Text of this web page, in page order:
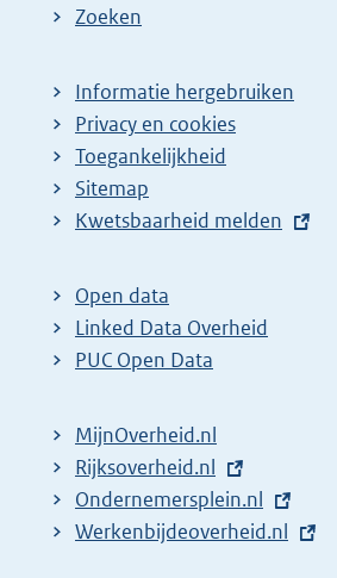
Zoeken
Informatie hergebruiken
Privacy en cookies
Toegankelijkheid
Sitemap
E
t
e
r
l
i
n
k
Kwetsbaarheid melden
Open data
Linked Data Overheid
PUC Open Data
MijnOverheid.nl
E
x
t
Rijksoverheid.nl
E
x
Ondernemersplein.nl
E
Werkenbijdeoverheid.nl